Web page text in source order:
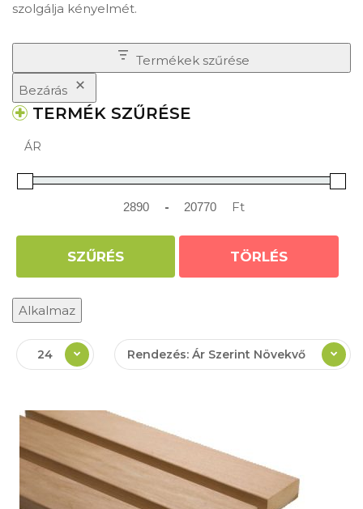
szolgálja kényelmét.
Termékek szűrése
Bezárás
TERMÉK SZŰRÉSE
ÁR
- Ft
SZŰRÉS TÖRLÉS
Alkalmaz
Rendezés: Ár Szerint Növekvő
24